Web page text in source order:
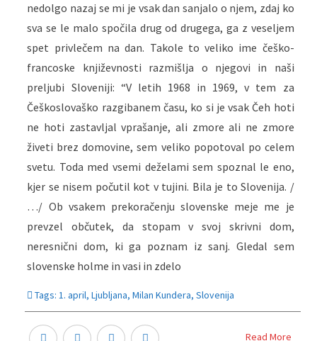
nedolgo nazaj se mi je vsak dan sanjalo o njem, zdaj ko
sva se le malo spočila drug od drugega, ga z veseljem
spet privlečem na dan. Takole to veliko ime češko-
francoske književnosti razmišlja o njegovi in naši
preljubi Sloveniji: “V letih 1968 in 1969, v tem za
Češkoslovaško razgibanem času, ko si je vsak Čeh hoti
ne hoti zastavljal vprašanje, ali zmore ali ne zmore
živeti brez domovine, sem veliko popotoval po celem
svetu. Toda med vsemi deželami sem spoznal le eno,
kjer se nisem počutil kot v tujini. Bila je to Slovenija. /
…/ Ob vsakem prekoračenju slovenske meje me je
prevzel občutek, da stopam v svoj skrivni dom,
neresnični dom, ki ga poznam iz sanj. Gledal sem
slovenske holme in vasi in zdelo
Tags:1. april,Ljubljana,Milan Kundera,Slovenija
Read More